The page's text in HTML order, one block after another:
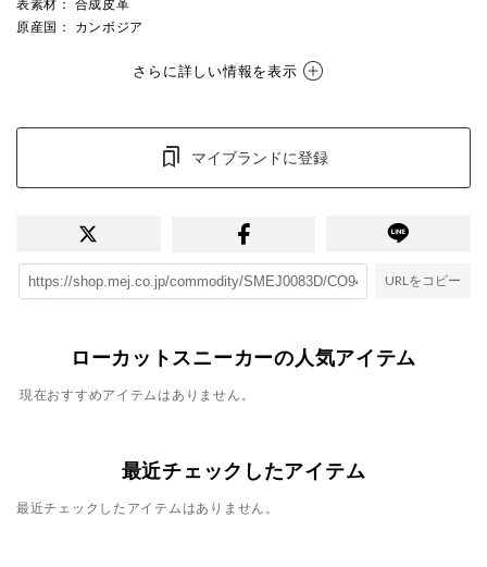
表素材 ： 合成皮革
原産国 ： カンボジア
さらに詳しい情報を表示
マイブランドに登録
URLをコピー
ローカットスニーカーの人気アイテム
現在おすすめアイテムはありません。
最近チェックしたアイテム
最近チェックしたアイテムはありません。